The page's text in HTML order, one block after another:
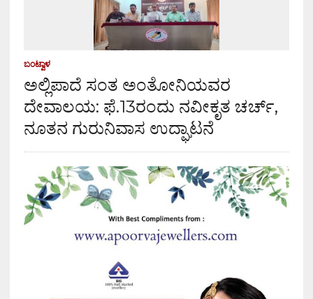
ಬಂಟ್ವಾಳ
ಅಲ್ಲಿಪಾದೆ ಸಂತ ಅಂತೋನಿಯವರ
ದೇವಾಲಯ: ಫೆ.13ರಂದು ನವೀಕೃತ ಚರ್ಚ್,
ನೂತನ ಗುರುನಿವಾಸ ಉದ್ಘಾಟನೆ